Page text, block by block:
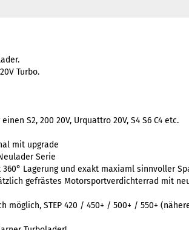
Turbo.
S2, 200 20V, Urquattro 20V, S4 S6 C4 etc.
mit upgrade
Serie
360° Lagerung und exakt maxiaml sinnvoller
gefrästes Motorsportverdichterrad mit
möglich, STEP 420 / 450+ / 500+ / 550+